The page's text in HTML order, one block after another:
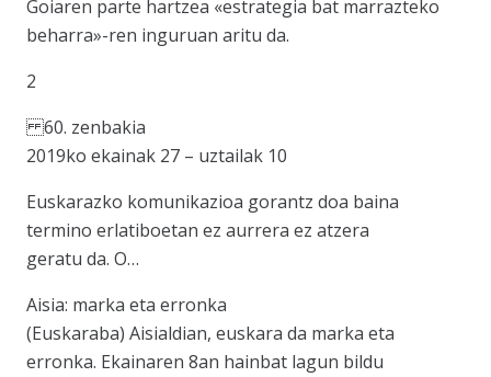
Goiaren parte hartzea «estrategia bat marrazteko
beharra»-ren inguruan aritu da.
2
60. zenbakia
2019ko ekainak 27 – uztailak 10
Euskarazko komunikazioa gorantz doa baina
termino erlatiboetan ez aurrera ez atzera
geratu da. O…
Aisia: marka eta erronka
(Euskaraba) Aisialdian, euskara da marka eta
erronka. Ekainaren 8an hainbat lagun bildu